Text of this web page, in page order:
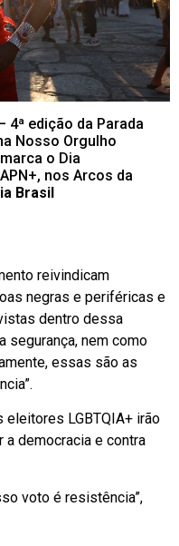
4ª edição da Parada
Nosso Orgulho
o Dia
nos Arcos da
Brasil
reivindicam
negras e periféricas e
dentro dessa
segurança, nem como
essas são as
eleitores LGBTQIA+ irão
a democracia e contra
voto é resistência”,